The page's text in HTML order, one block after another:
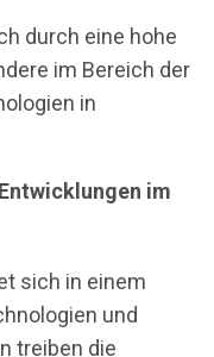
durch eine hohe
im Bereich der
in
im
sich in einem
und
treiben die